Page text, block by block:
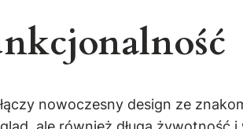
nowoczesny design ze